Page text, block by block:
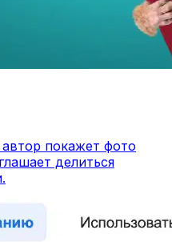
покажет фото
делиться